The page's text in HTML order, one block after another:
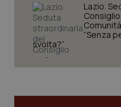
Lazio.
“Senza
svolta?”
Necessari
I cookie necessari
sito web abilitandone
navigazione sulle
protette del sito. Il